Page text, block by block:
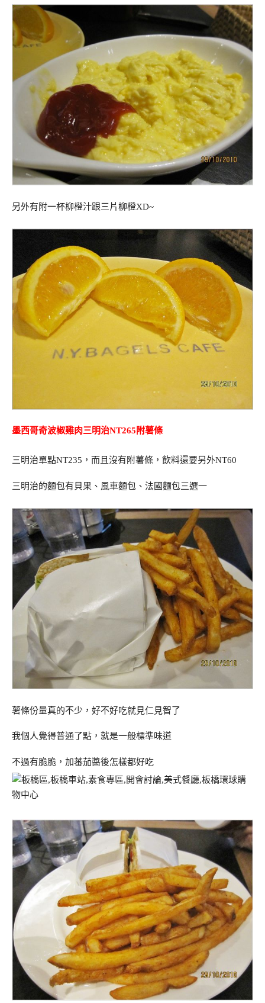
另外有附一杯柳橙汁跟三片柳橙XD~
墨西哥奇波椒雞肉三明治NT265附薯條
三明治單點NT235，而且沒有附薯條，飲料還要另外NT60
三明治的麵包有貝果、風車麵包、法國麵包三選一
薯條份量真的不少，好不好吃就見仁見智了
我個人覺得普通了點，就是一般標準味道
不過有脆脆，加蕃茄醬後怎樣都好吃